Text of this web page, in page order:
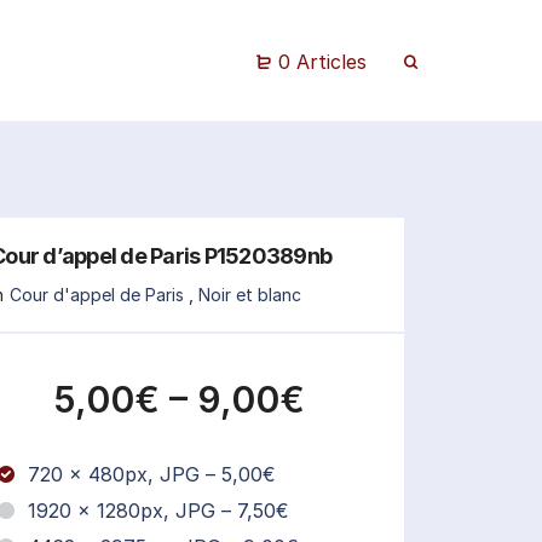
0 Articles
d’appel de Paris P1520389nb
Cour d'appel de Paris Noir et blanc
5,00€ – 9,00€
720 x 480px, JPG – 5,00€
1920 x 1280px, JPG – 7,50€